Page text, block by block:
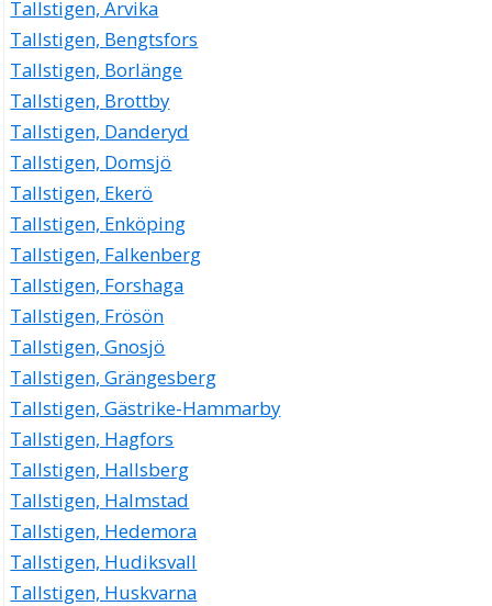
Tallstigen, Arvika
Tallstigen, Bengtsfors
Tallstigen, Borlänge
Tallstigen, Brottby
Tallstigen, Danderyd
Tallstigen, Domsjö
Tallstigen, Ekerö
Tallstigen, Enköping
Tallstigen, Falkenberg
Tallstigen, Forshaga
Tallstigen, Frösön
Tallstigen, Gnosjö
Tallstigen, Grängesberg
Tallstigen, Gästrike-Hammarby
Tallstigen, Hagfors
Tallstigen, Hallsberg
Tallstigen, Halmstad
Tallstigen, Hedemora
Tallstigen, Hudiksvall
Tallstigen, Huskvarna